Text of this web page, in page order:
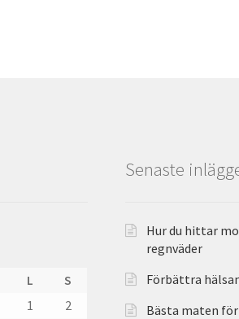
L
S
1
2
Senaste
Hur du hittar
regnväder
Förbättra
Bästa maten